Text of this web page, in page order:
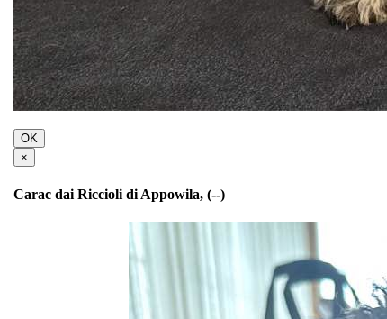
OK
×
Carac dai Riccioli di Appowila, (--)